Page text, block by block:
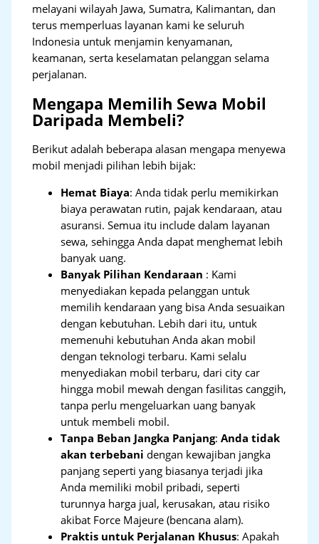
melayani wilayah Jawa, Sumatra, Kalimantan, dan
terus memperluas layanan kami ke seluruh
Indonesia untuk menjamin kenyamanan,
keamanan, serta keselamatan pelanggan selama
perjalanan.
Mengapa Memilih Sewa Mobil
Daripada Membeli?
Berikut adalah beberapa alasan mengapa menyewa
mobil menjadi pilihan lebih bijak:
Hemat Biaya: Anda tidak perlu memikirkan
biaya perawatan rutin, pajak kendaraan, atau
asuransi. Semua itu include dalam layanan
sewa, sehingga Anda dapat menghemat lebih
banyak uang.
Banyak Pilihan Kendaraan : Kami
menyediakan kepada pelanggan untuk
memilih kendaraan yang bisa Anda sesuaikan
dengan kebutuhan. Lebih dari itu, untuk
memenuhi kebutuhan Anda akan mobil
dengan teknologi terbaru. Kami selalu
menyediakan mobil terbaru, dari city car
hingga mobil mewah dengan fasilitas canggih,
tanpa perlu mengeluarkan uang banyak
untuk membeli mobil.
Tanpa Beban Jangka Panjang:Anda tidak
akan terbebani dengan kewajiban jangka
panjang seperti yang biasanya terjadi jika
Anda memiliki mobil pribadi, seperti
turunnya harga jual, kerusakan, atau risiko
akibat Force Majeure (bencana alam).
Praktis untuk Perjalanan Khusus: Apakah